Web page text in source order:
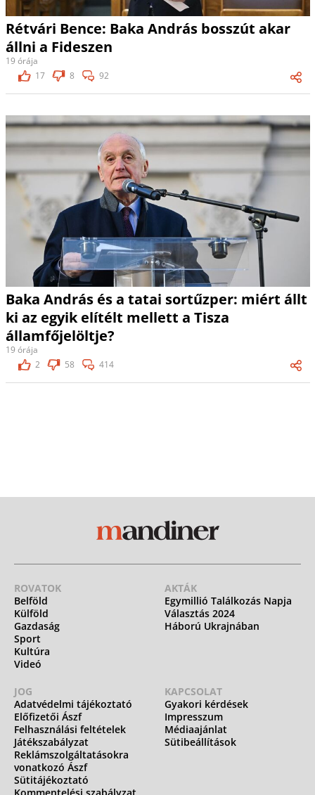
Rétvári Bence: Baka András bosszút akar
állni a Fideszen
19 órája
17
8 92
Baka András és a tatai sortűzper: miért állt
ki az egyik elítélt mellett a Tisza
államfőjelöltje?
19 órája
2
58 414
ROVATOK
Belföld
Külföld
Gazdaság
Sport
Kultúra
Videó
AKTÁK
Egymillió Találkozás Napja
Választás 2024
Háború Ukrajnában
JOG
Adatvédelmi tájékoztató
Előfizetői Ászf
Felhasználási feltételek
Játékszabályzat
Reklámszolgáltatásokra
vonatkozó Ászf
Sütitájékoztató
KAPCSOLAT
Gyakori kérdések
Impresszum
Médiaajánlat
Sütibeállítások